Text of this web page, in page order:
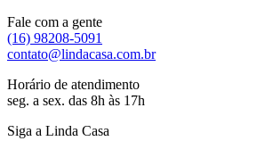
Fale com a gente
(16) 98208-5091
contato@lindacasa.com.br
Horário de atendimento
seg. a sex. das 8h às 17h
Siga a Linda Casa